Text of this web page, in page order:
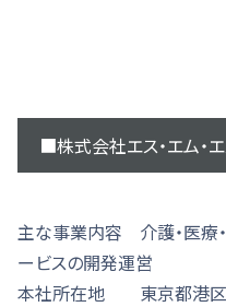
■株式会社エス・エム・
主な事業内容 介護・医療
ービスの開発運営
本社所在地 東京都港区